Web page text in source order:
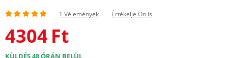
1 Vélemények Értékelje Ön is
4304 Ft
KÜLDÉS 48 ÓRÁN BELÜL